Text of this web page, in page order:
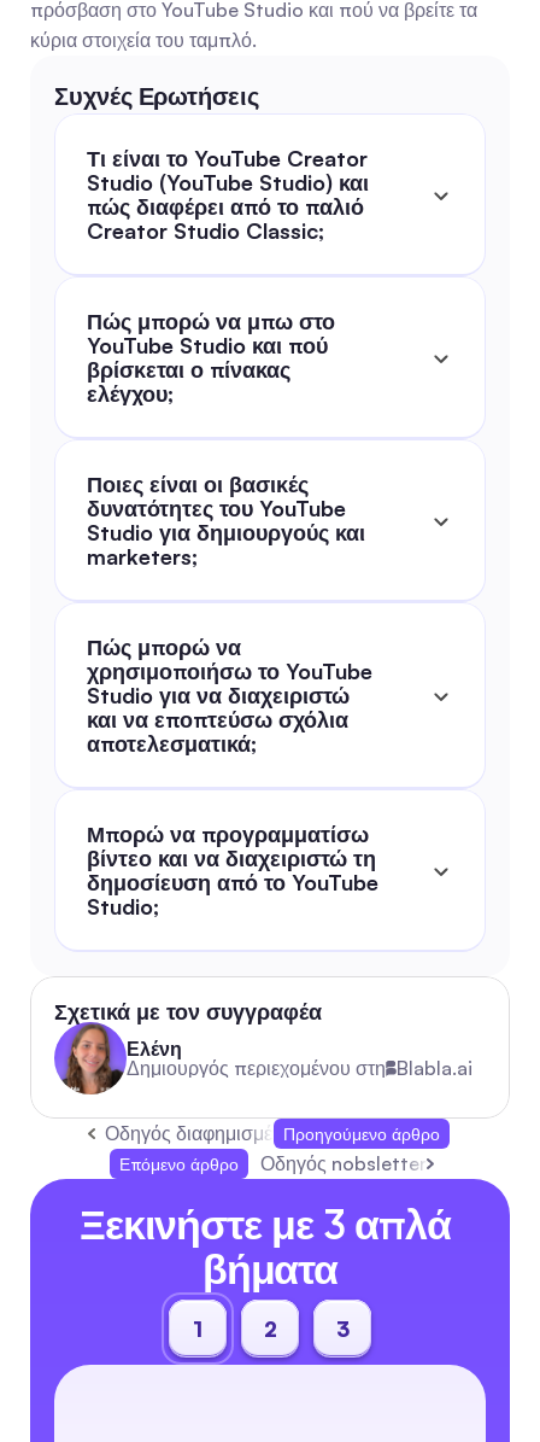
πρόσβαση στο YouTube Studio και πού να βρείτε τα
κύρια στοιχεία του ταμπλό.
Συχνές Ερωτήσεις
Τι είναι το YouTube Creator
Studio (YouTube Studio) και
πώς διαφέρει από το παλιό
Creator Studio Classic;
Πώς μπορώ να μπω στο
YouTube Studio και πού
βρίσκεται ο πίνακας
ελέγχου;
Ποιες είναι οι βασικές
δυνατότητες του YouTube
Studio για δημιουργούς και
marketers;
Πώς μπορώ να
χρησιμοποιήσω το YouTube
Studio για να διαχειριστώ
και να εποπτεύσω σχόλια
αποτελεσματικά;
Μπορώ να προγραμματίσω
βίντεο και να διαχειριστώ τη
δημοσίευση από το YouTube
Studio;
Σχετικά με τον συγγραφέα
Ελένη
Δημιουργός περιεχομένου στη Blabla.ai
Οδηγός διαφημισμένων αναρτήσεων στο
Προηγούμενο άρθρο
Επόμενο άρθρο
Οδηγός nobsletter: Μετατρέψτε
Ξεκινήστε με 3 απλά
βήματα
1 2 3